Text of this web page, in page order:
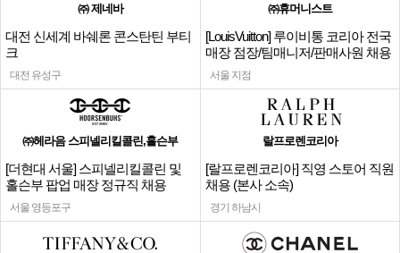
㈜ 제네바
대전 신세계 바쉐론 콘스탄틴 부티
크
대전 유성구
㈜휴머니스트
[LouisVuitton] 루이비통 코리아 전국
매장 점장/팀매니저/판매사원 채용
서울 지점
㈜헤라음 스피넬리킬콜린,홀슨부
[더현대 서울] 스피넬리킬콜린 및
홀슨부 팝업 매장 정규직 채용
서울 영등포구
랄프로렌코리아
[랄프로렌코리아] 직영 스토어 직원
채용 (본사 소속)
경기 하남시